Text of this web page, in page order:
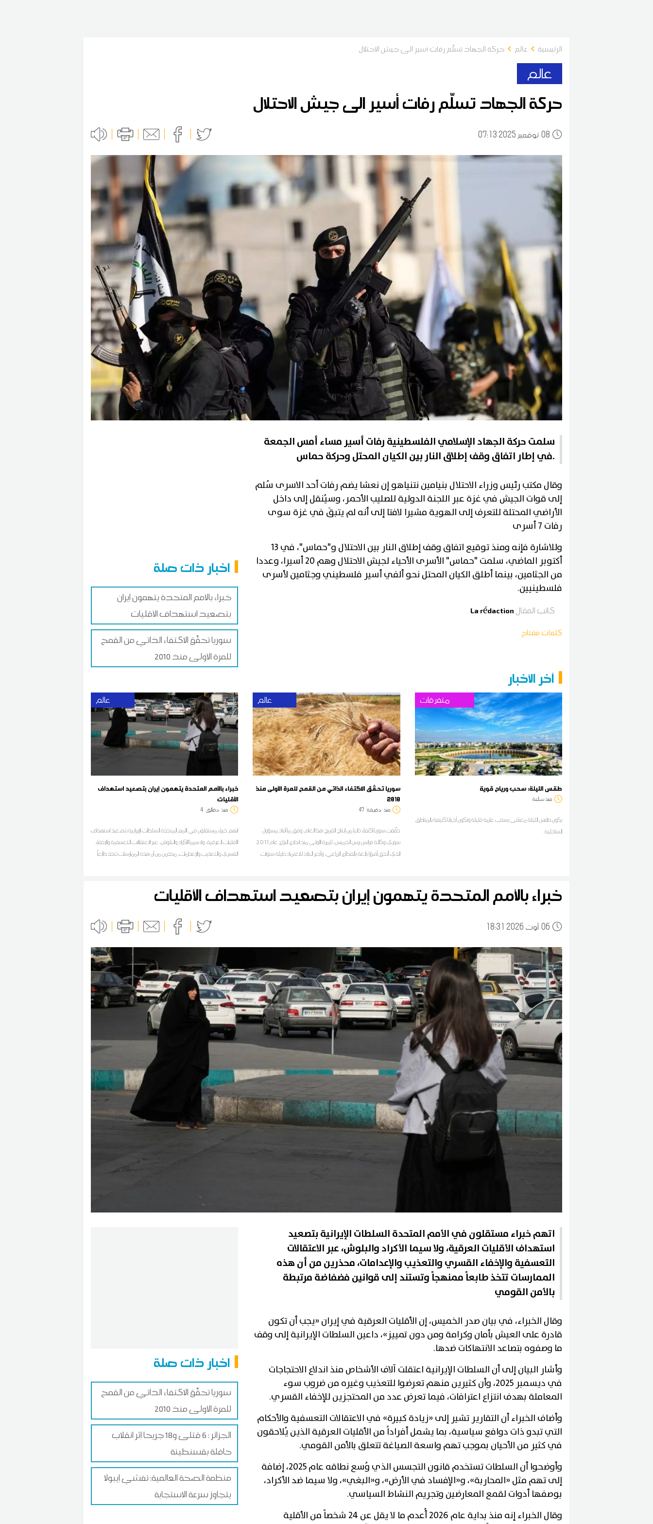
الرئيسية عالم حركة الجهاد تسلّم رفات أسير الى جيش الاحتلال
عالم
حركة الجهاد تسلّم رفات أسير الى جيش الاحتلال
08 07:13 2025 نوفمبر
اخبار ذات صلة
خبراء بالأمم المتحدة يتهمون إيران
بتصعيد استهداف الأقليات
سوريا تحقّق الاكتفاء الذاتي من القمح
للمرة الأولى منذ 2010
سلمت حركة الجهاد الإسلامي الفلسطينية رفات أسير مساء أمس الجمعة
في إطار اتفاق وقف إطلاق النار بين الكيان المحتل وحركة حماس.
وقال مكتب رئيس وزراء الاحتلال بنيامين نتنياهو إن نعشا يضم رفات أحد الاسرى سُلم
إلى قوات الجيش في غزة عبر اللجنة الدولية للصليب الأحمر، وسيُنقل إلى داخل
الأراضي المحتلة للتعرف إلى الهوية مشيرا لافتا إلى أنه لم يتبقَ في غزة سوى
رفات 7 أسرى
وللاشارة فإنه ومنذ توقيع اتفاق وقف إطلاق النار بين الاحتلال و"حماس"، في 13
أكتوبر الماضي، سلمت "حماس" الأسرى الأحياء لجيش الاحتلال وهم 20 أسيرا، وعددا
من الجثامين، بينما أطلق الكيان المحتل نحو ألفي أسير فلسطيني وجثامين لأسرى
فلسطينيين.
كاتب المقال La rédaction
كلمات مفتاح
آخر الأخبار
عالم
خبراء بالأمم المتحدة يتهمون إيران بتصعيد استهداف
الأقليات
منذ دقائق 4
اتهم خبراء مستقلون في الأمم المتحدة السلطات الإيرانية بتصعيد استهداف
الأقليات العرقية، ولا سيما الأكراد والبلوش، عبر الاعتقالات التعسفية والإخفاء
القسري والتعذيب والإعدامات، محذرين من أن هذه الممارسات تتخذ طابعاً
عالم
سوريا تحقّق الاكتفاء الذاتي من القمح للمرة الأولى منذ
2010
منذ دقيقة 47
حقّقت سوريا اكتفاء ذاتيا من إنتاج القمح هذا العام، وفق ما أفاد مسؤول
سوري وكالة فرانس برس الخميس، للمرة الأولى منذ اندلاع النزاع عام 2011
الذي ألحق أضرارا بالغة بالقطاع الزراعي، وأجبر البلاد للاعتماد طيلة سنوات
متفرقات
طقس الليلة: سحب ورياح قوية
منذ ساعة
يكون طقس الليلة مغشى بسحب عامة قليلة وتكون أحيانا كثيفة بالمناطق
الساحلية.
خبراء بالأمم المتحدة يتهمون إيران بتصعيد استهداف الأقليات
0618:31 2026 أوت
اخبار ذات صلة
سوريا تحقّق الاكتفاء الذاتي من القمح
للمرة الأولى منذ 2010
الجزائر : 6 قتلى و18 جريحا إثر انقلاب
حافلة بقسنطينة
منظمة الصحة العالمية: تفشي إيبولا
يتجاوز سرعة الاستجابة
اتهم خبراء مستقلون في الأمم المتحدة السلطات الإيرانية بتصعيد
استهداف الأقليات العرقية، ولا سيما الأكراد والبلوش، عبر الاعتقالات
التعسفية والإخفاء القسري والتعذيب والإعدامات، محذرين من أن هذه
الممارسات تتخذ طابعاً ممنهجاً وتستند إلى قوانين فضفاضة مرتبطة
بالأمن القومي
وقال الخبراء، في بيان صدر الخميس، إن الأقليات العرقية في إيران «يجب أن تكون
قادرة على العيش بأمان وكرامة ومن دون تمييز»، داعين السلطات الإيرانية إلى وقف
ما وصفوه بتصاعد الانتهاكات ضدها.
وأشار البيان إلى أن السلطات الإيرانية اعتقلت آلاف الأشخاص منذ اندلاع الاحتجاجات
في ديسمبر 2025، وأن كثيرين منهم تعرضوا للتعذيب وغيره من ضروب سوء
المعاملة بهدف انتزاع اعترافات، فيما تعرض عدد من المحتجزين للإخفاء القسري.
وأضاف الخبراء أن التقارير تشير إلى «زيادة كبيرة» في الاعتقالات التعسفية والأحكام
التي تبدو ذات دوافع سياسية، بما يشمل أفراداً من الأقليات العرقية الذين يُلاحقون
في كثير من الأحيان بموجب تهم واسعة الصياغة تتعلق بالأمن القومي.
وأوضحوا أن السلطات تستخدم قانون التجسس الذي وُسع نطاقه عام 2025، إضافة
إلى تهم مثل «المحاربة»، و«الإفساد في الأرض»، و«البغي»، ولا سيما ضد الأكراد،
بوصفها أدوات لقمع المعارضين وتجريم النشاط السياسي.
وقال الخبراء إنه منذ بداية عام 2026 أُعدم ما لا يقل عن 24 شخصاً من الأقلية